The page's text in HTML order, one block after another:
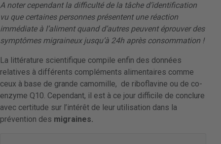
A noter cependant la difficulté de la tâche d’identification
vu que certaines personnes présentent une réaction
immédiate à l’aliment quand d’autres peuvent éprouver des
symptômes migraineux jusqu’à 24h après consommation !
La littérature scientifique compile enfin des données
relatives à différents compléments alimentaires comme
ceux à base de grande camomille, de riboflavine ou de co-
enzyme Q10. Cependant, il est à ce jour difficile de conclure
avec certitude sur l’intérêt de leur utilisation dans la
prévention des migraines.